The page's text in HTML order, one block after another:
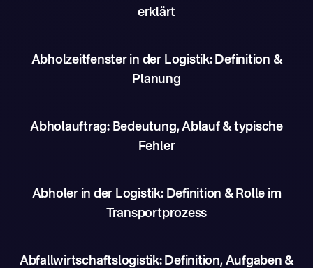
erklärt
Abholzeitfenster in der Logistik: Definition &
Planung
Abholauftrag: Bedeutung, Ablauf & typische
Fehler
Abholer in der Logistik: Definition & Rolle im
Transportprozess
Abfallwirtschaftslogistik: Definition, Aufgaben &